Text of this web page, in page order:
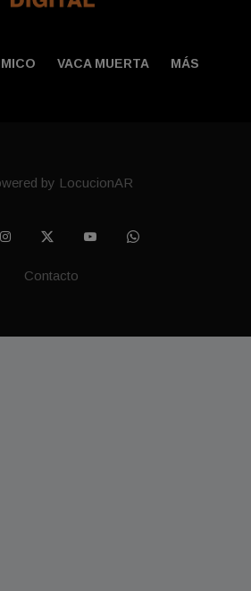
VACA MUERTA MÁS
by LocucionAR
Contacto